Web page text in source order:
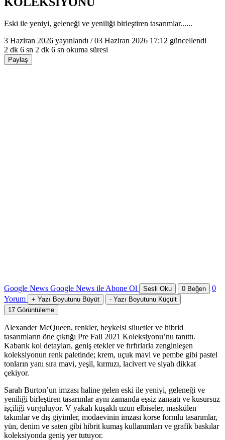
Eski ile yeniyi, geleneği ve yeniliği birleştiren tasarımlar......
3 Haziran 2026 yayınlandı /03 Haziran 2026 17:12 güncellendi
2 dk 6 sn 2 dk 6 sn okuma süresi
Paylaş
Google News Google News ile Abone Ol Sesli Oku 0 Beğen
0
Yorum
+ Yazı Boyutunu Büyüt - Yazı Boyutunu Küçült
17 Görüntüleme
Alexander McQueen, renkler, heykelsi siluetler ve hibrid
tasarımların öne çıktığı Pre Fall 2021 Koleksiyonu’nu tanıttı.
Kabarık kol detayları, geniş etekler ve fırfırlarla zenginleşen
koleksiyonun renk paletinde; krem, uçuk mavi ve pembe gibi pastel
tonların yanı sıra mavi, yeşil, kırmızı, lacivert ve siyah dikkat
çekiyor.
Sarah Burton’un imzası haline gelen eski ile yeniyi, geleneği ve
yeniliği birleştiren tasarımlar aynı zamanda eşsiz zanaatı ve kusursuz
işçiliği vurguluyor. V yakalı kuşaklı uzun elbiseler, maskülen
takımlar ve dış giyimler, modaevinin imzası korse formlu tasarımlar,
yün, denim ve saten gibi hibrit kumaş kullanımları ve grafik baskılar
koleksiyonda geniş yer tutuyor.